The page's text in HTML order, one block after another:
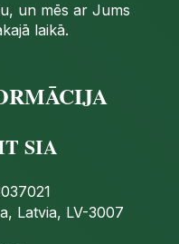
un mēs ar Jums
laikā.
SIA
Latvia, LV-3007